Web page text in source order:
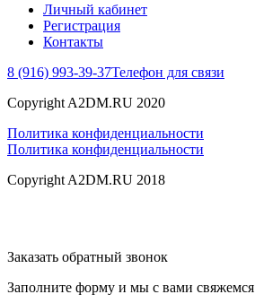
Личный кабинет
Регистрация
Контакты
8 (916) 993-39-37Телефон для связи
Copyright A2DM.RU 2020
Политика конфиденциальности
Политика конфиденциальности
Copyright A2DM.RU 2018
Заказать обратный звонок
Заполните форму и мы с вами свяжемся